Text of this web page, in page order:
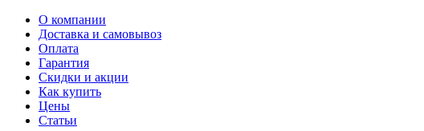
О компании
Доставка и самовывоз
Оплата
Гарантия
Скидки и акции
Как купить
Цены
Статьи